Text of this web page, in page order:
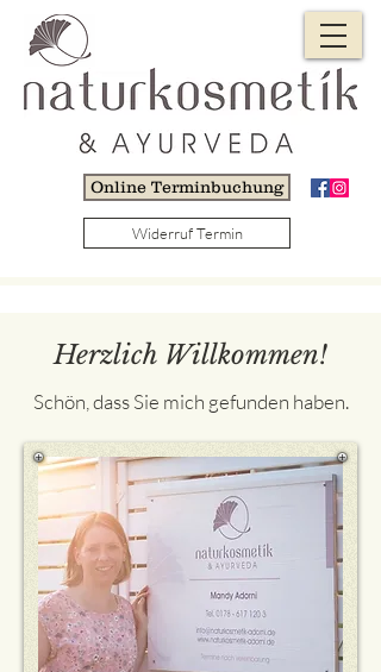
Online Terminbuchung
Widerruf Termin
Herzlich Willkommen!
Schön, dass Sie mich gefunden haben.